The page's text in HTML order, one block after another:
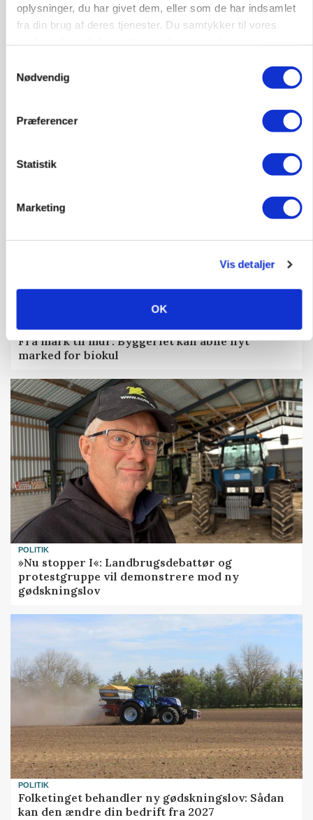
oplysninger, du har givet dem, eller som de har indsamlet
fra din brug af deres tjenester. Du samtykker til vores
Nødvendig
Præferencer
Statistik
Marketing
Vis detaljer
OK
landbrugets ejerstruktur
Russisk mælkepris dykker 23 procent
BUSINESS
Fra mark til mur: Byggeriet kan åbne nyt
marked for biokul
POLITIK
»Nu stopper I«: Landbrugsdebattør og
protestgruppe vil demonstrere mod ny
gødskningslov
POLITIK
Folketinget behandler ny gødskningslov: Sådan
kan den ændre din bedrift fra 2027